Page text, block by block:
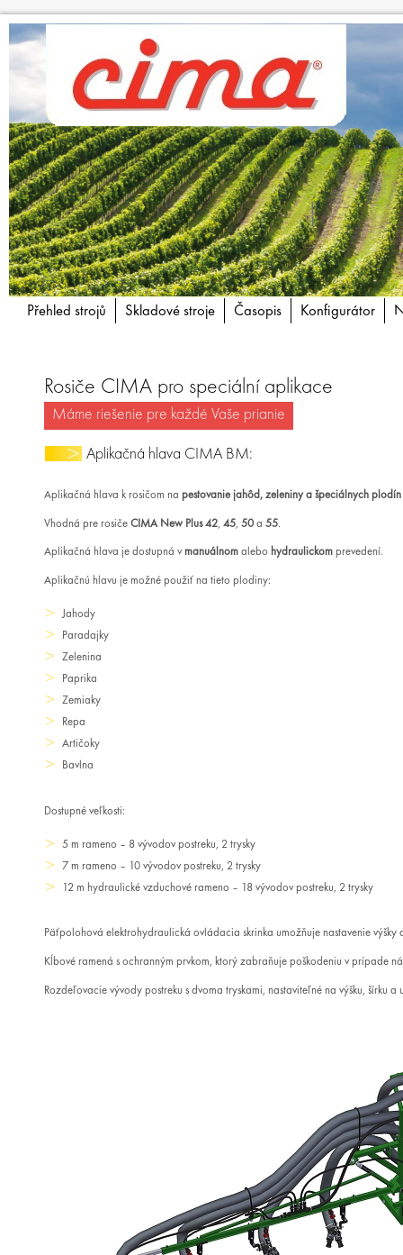
Přehled strojů Skladové stroje Časopis Konfigurátor
Rosiče CIMA pro speciální aplikace
Máme riešenie pre každé Vaše prianie
Aplikačná hlava CIMA BM:
Aplikačná hlava k rosičom na pestovanie jahôd, zeleniny a špeciálnych plodín
Vhodná pre rosiče CIMA New Plus 42, 45, 50a 55.
Aplikačná hlava je dostupná v manuálnom alebo hydraulickom prevedení.
Aplikačnú hlavu je možné použiť na tieto plodiny:
Jahody
Paradajky
Zelenina
Paprika
Zemiaky
Repa
Artičoky
Bavlna
Dostupné veľkosti:
5 m rameno – 8 vývodov postreku, 2 trysky
7 m rameno – 10 vývodov postreku, 2 trysky
12 m hydraulické vzduchové rameno – 18 vývodov postreku, 2 trysky
Päťpolohová elektrohydraulická ovládacia skrinka umožňuje nastavenie
Kĺbové ramená s ochranným prvkom, ktorý zabraňuje poškodeniu v prípade
Rozdeľovacie vývody postreku s dvoma tryskami, nastaviteľné na výšku, šírku a